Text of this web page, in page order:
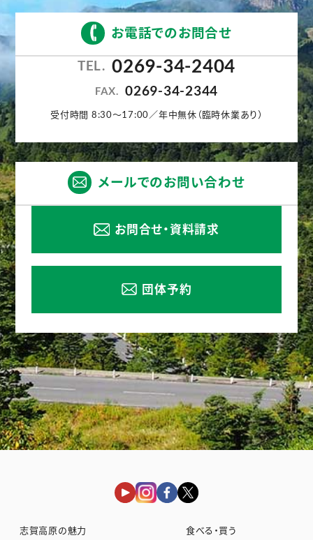
お電話でのお問合せ
TEL. 0269-34-2404
FAX. 0269-34-2344
受付時間 8:30〜17:00／年中無休（臨時休業あり）
メールでのお問い合わせ
お問合せ・資料請求
団体予約
志賀高原の魅力
食べる・買う